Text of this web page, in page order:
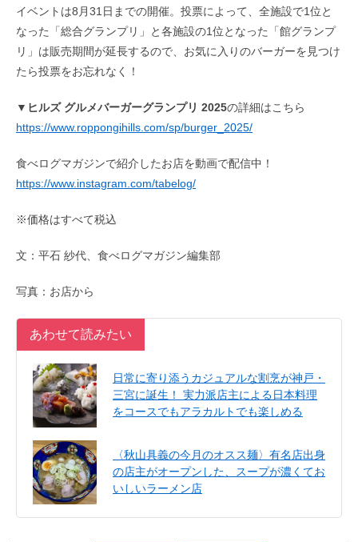
イベントは8月31日までの開催。投票によって、全施設で1位と
なった「総合グランプリ」と各施設の1位となった「館グランプ
リ」は販売期間が延長するので、お気に入りのバーガーを見つけ
たら投票をお忘れなく！
▼ ヒルズ グルメバーガーグランプリ 2025の詳細はこちら
https://www.roppongihills.com/sp/burger_2025/
食べログマガジンで紹介したお店を動画で配信中！
https://www.instagram.com/tabelog/
※価格はすべて税込
文：平石 紗代、食べログマガジン編集部
写真：お店から
あわせて読みたい
日常に寄り添うカジュアルな割烹が神戸・
三宮に誕生！ 実力派店主による日本料理
をコースでもアラカルトでも楽しめる
〈秋山具義の今月のオスス麺〉有名店出身
の店主がオープンした、スープが濃くてお
いしいラーメン店